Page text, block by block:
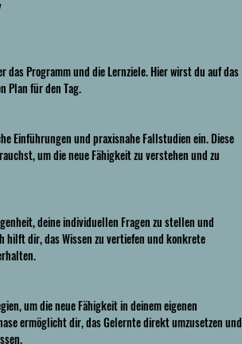
Programm und die Lernziele. Hier wirst du auf das
Plan für den Tag.
Einführungen und praxisnahe Fallstudien ein. Diese
um die neue Fähigkeit zu verstehen und zu
deine individuellen Fragen zu stellen und
hilft dir, das Wissen zu vertiefen und konkrete
um die neue Fähigkeit in deinem eigenen
ermöglicht dir, das Gelernte direkt umzusetzen und